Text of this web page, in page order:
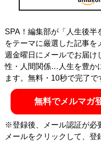
医・指導医。日本精神神経学会
記事一覧へ
SPA！編集部が「人生後半
をテーマに厳選した記事を
週金曜日にメールでお届け
性・人間関係…人生を豊か
ます。無料・10秒で完了で
無料でメルマ
※登録後、メール認証が必
メールをクリックして、登